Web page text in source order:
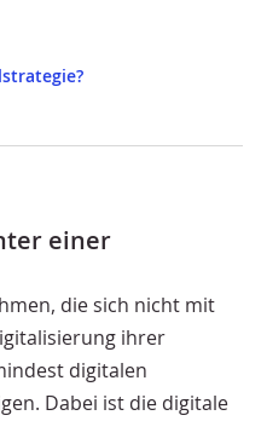
einer
die sich nicht mit
ihrer
digitalen
Dabei ist die digitale